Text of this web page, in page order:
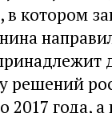
котором
решений
2017 года,